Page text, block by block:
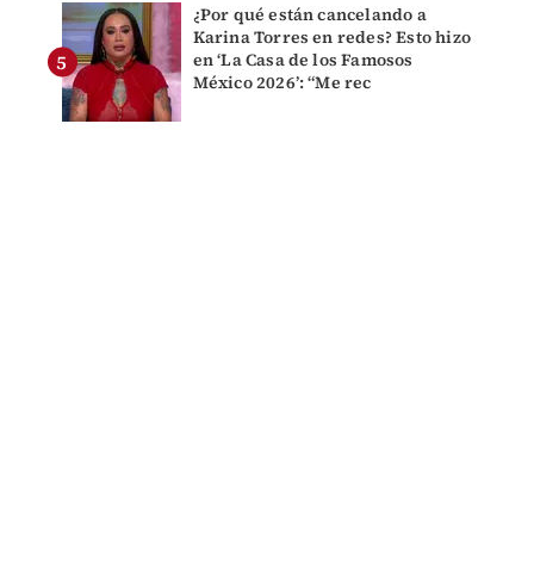
¿Por qué están cancelando a
Karina Torres en redes? Esto hizo
en ‘La Casa de los Famosos
México 2026’: “Me rec